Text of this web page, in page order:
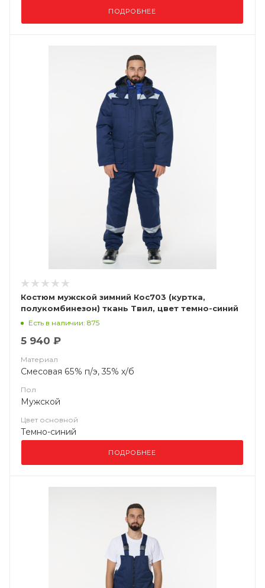
ПОДРОБНЕЕ
Костюм мужской зимний Кос703 (куртка,
полукомбинезон) ткань Твил, цвет темно-синий
с васильковым (ЧЗ)
Есть в наличии: 875
5 940 ₽
Материал
Смесовая 65% п/э, 35% х/б
Пол
Мужской
Цвет основной
Темно-синий
ПОДРОБНЕЕ